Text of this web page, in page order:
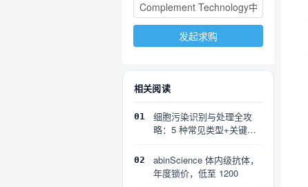
发起求购
相关阅读
01
细胞污染识别与处理全攻
略：5 种常见类型+关键误
02
abinScience 体内级抗体，
年度锁价，低至 1200